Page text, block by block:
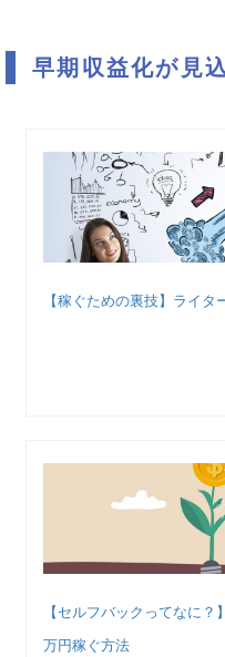
早期収益化が見
【稼ぐための裏技】ライ
【セルフバックってなに
万円稼ぐ方法